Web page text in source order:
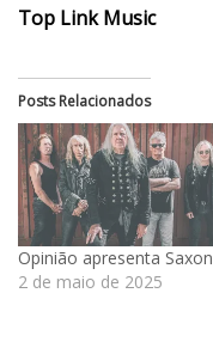
Top Link Music
Posts Relacionados
Opinião apresenta Saxon
2 de maio de 2025